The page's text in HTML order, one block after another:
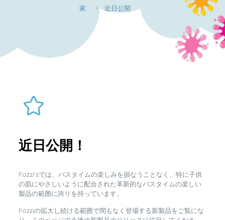
家 近日公開
近日公開！
Fozzi’sでは、バスタイムの楽しみを損なうことなく、特に子供
の肌にやさしいように配合された革新的なバスタイムの楽しい
製品の範囲に誇りを持っています。
Fozziの拡大し続ける範囲で間もなく登場する新製品をご覧にな